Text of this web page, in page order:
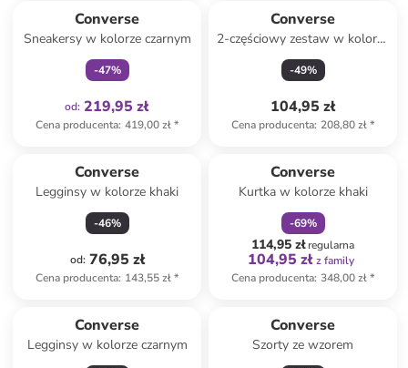
Converse
Sneakersy w kolorze czarnym
-47%
od: 219,95 zł
Cena producenta: 419,00 zł*
Converse
2-częściowy zestaw w kolorze
fioletowo-czarnym
-49%
104,95 zł
Cena producenta: 208,80 zł*
Converse
Legginsy w kolorze khaki
-46%
od: 76,95 zł
Cena producenta: 143,55 zł*
Converse
Kurtka w kolorze khaki
-69%
114,95 złregularna
104,95 zł z family
Cena producenta: 348,00 zł*
Converse
Legginsy w kolorze czarnym
Converse
Szorty ze wzorem